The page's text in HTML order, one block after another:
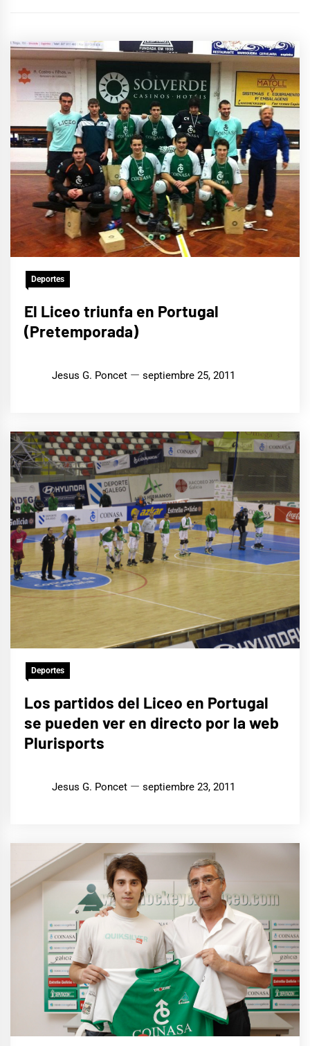
Deportes
El Liceo triunfa en Portugal
(Pretemporada)
Jesus G. Poncet septiembre 25, 2011
Deportes
Los partidos del Liceo en Portugal
se pueden ver en directo por la web
Plurisports
Jesus G. Poncet septiembre 23, 2011